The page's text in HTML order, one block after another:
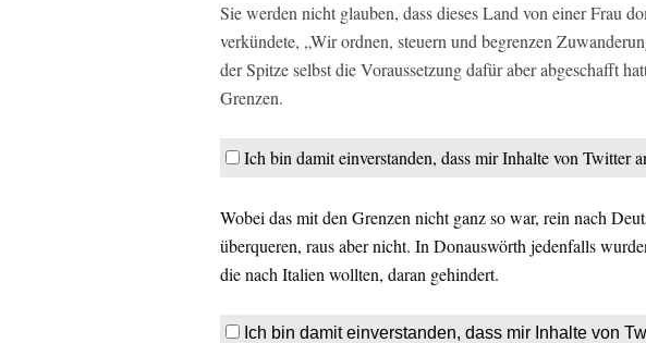
Sie werden nicht glauben, dass dieses Land von einer Frau
verkündete, „Wir ordnen, steuern und begrenzen
der Spitze selbst die Voraussetzung dafür aber abgeschafft
Grenzen.
Ich bin damit einverstanden, dass mir Inhalte von Twitter
Wobei das mit den Grenzen nicht ganz so war, rein nach
überqueren, raus aber nicht. In Donauswörth jedenfalls
die nach Italien wollten, daran gehindert.
Ich bin damit einverstanden, dass mir Inhalte von